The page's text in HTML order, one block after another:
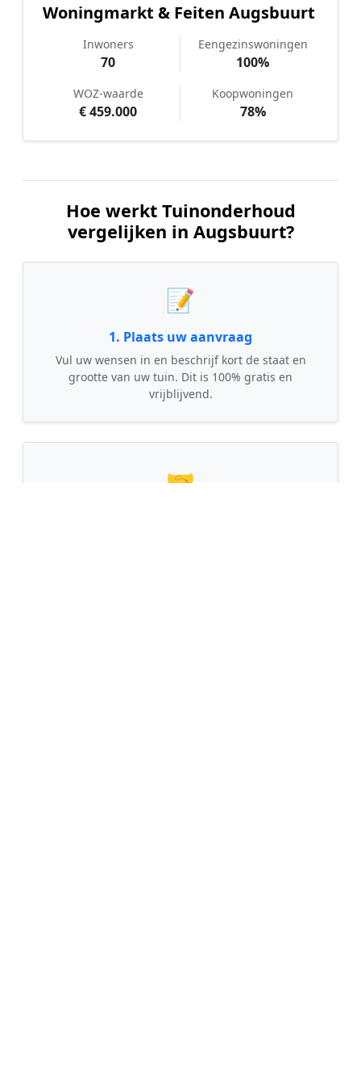
Woningmarkt & Feiten Augsbuurt
Inwoners
70
Eengezinswoningen
100%
WOZ-waarde
€ 459.000
Koopwoningen
78%
Hoe werkt Tuinonderhoud
vergelijken in Augsbuurt?
📝
1. Plaats uw aanvraag
Vul uw wensen in en beschrijf kort de staat en
grootte van uw tuin. Dit is 100% gratis en
vrijblijvend.
🤝